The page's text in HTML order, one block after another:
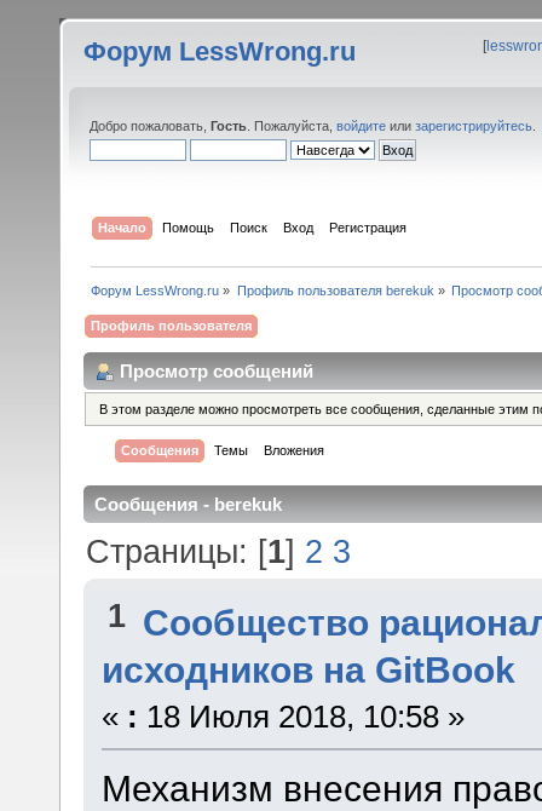
Форум LessWrong.ru [
Добро пожаловать, Гость . Пожалуйста, войдите или зарегистрируйтесь
Начало Помощь Поиск Вход Регистрация
Форум LessWrong.ru » Профиль пользователя berekuk » Просмотр
Профиль пользователя
Просмотр сообщений
В этом разделе можно просмотреть все сообщения, сделанные этим
Сообщения Темы Вложения
Сообщения - berekuk
Страницы: [1] 2 3
1 Сообщество
исходников на GitBook
« : 18 Июля 2018, 10:58 »
Механизм внесения